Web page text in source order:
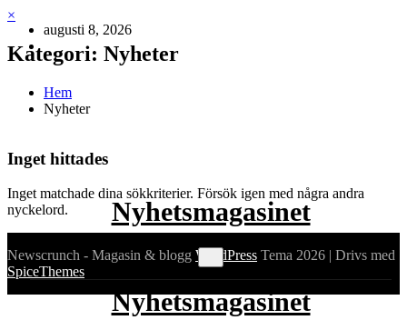
Hoppa
innehåll
augusti 8, 2026
Nyhetsmagasinet
Nyhetsmagasinet
×
Kategori: Nyheter
Hem
Nyheter
Inget hittades
Inget matchade dina sökkriterier. Försök igen med några andra
nyckelord.
Newscrunch - Magasin & blogg WordPress Tema 2026 | Drivs med
SpiceThemes